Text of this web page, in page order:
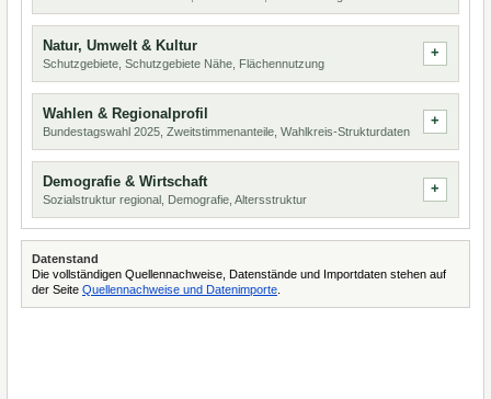
Natur, Umwelt & Kultur
Schutzgebiete, Schutzgebiete Nähe, Flächennutzung
Wahlen & Regionalprofil
Bundestagswahl 2025, Zweitstimmenanteile, Wahlkreis-Strukturdaten
Demografie & Wirtschaft
Sozialstruktur regional, Demografie, Altersstruktur
Datenstand
Die vollständigen Quellennachweise, Datenstände und Importdaten stehen auf
der Seite Quellennachweise und Datenimporte